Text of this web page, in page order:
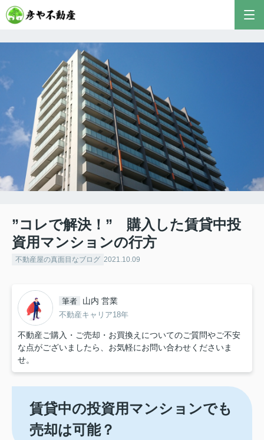
”コレで解決！” 購入した賃貸中投
資用マンションの行方
不動産屋の真面目なブログ 2021.10.09
筆者 山内 営業
不動産キャリア18年
不動産ご購入・ご売却・お買換えについてのご質問やご不安
な点がございましたら、お気軽にお問い合わせくださいま
せ。
賃貸中の投資用マンションでも
売却は可能？
こんにちは！私は株式会社彦や不動産が開発した最
新のAIアドバイザーです。
おすすめ不動産AIコンテンツとして、膨大なデータ
から最適なご提案を導き出します✨
不動産の売却や購入など、何でもお気軽にご相談く
ださい！